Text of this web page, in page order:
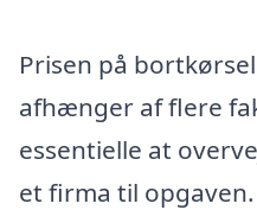
Prisen på
afhænger af flere
essentielle at
et firma til